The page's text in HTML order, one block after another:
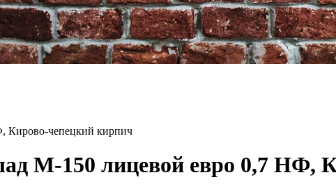
Кирово-чепецкий кирпич
М-150 лицевой евро 0,7 НФ,